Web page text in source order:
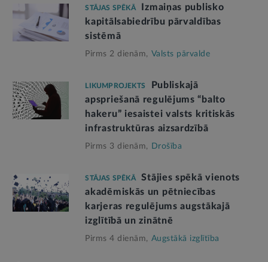
STĀJAS SPĒKĀ
Izmaiņas publisko
kapitālsabiedrību pārvaldības
sistēmā
Pirms 2 dienām, Valsts pārvalde
LIKUMPROJEKTS
Publiskajā
apspriešanā regulējums “balto
hakeru” iesaistei valsts kritiskās
infrastruktūras aizsardzībā
Pirms 3 dienām, Drošība
STĀJAS SPĒKĀ
Stājies spēkā vienots
akadēmiskās un pētniecības
karjeras regulējums augstākajā
izglītībā un zinātnē
Pirms 4 dienām, Augstākā izglītība